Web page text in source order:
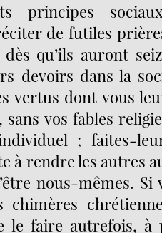
principes
de futiles
dès qu’ils auront
devoirs dans la
vertus dont vous
vos fables
; faites-
à rendre les autres
nous-mêmes. Si
le faire autrefois, à